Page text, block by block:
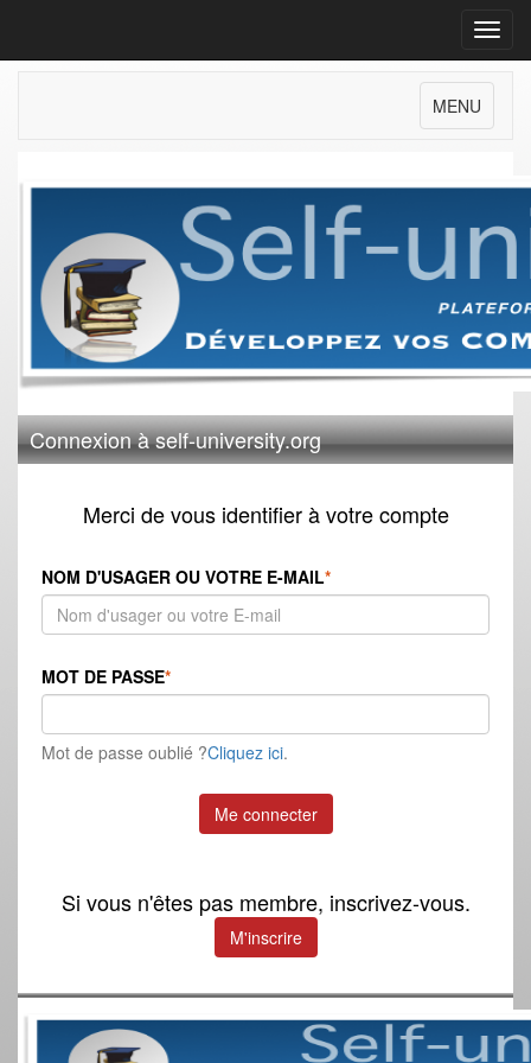
MENU
Connexion à self-university.org
Merci de vous identifier à votre compte
NOM D'USAGER OU VOTRE E-MAIL*
MOT DE PASSE*
Mot de passe oublié ?Cliquez ici.
Si vous n'êtes pas membre, inscrivez-vous.